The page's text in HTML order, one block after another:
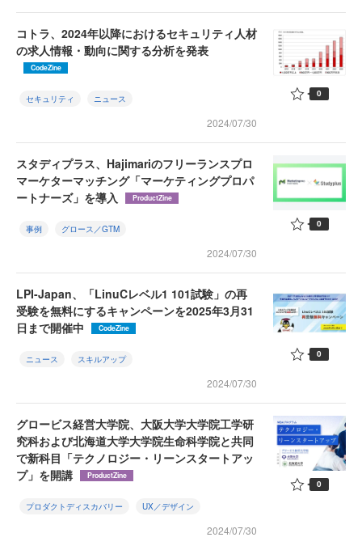
コトラ、2024年以降におけるセキュリティ人材
の求人情報・動向に関する分析を発表
CodeZine
セキュリティ ニュース
2024/07/30
0
スタディプラス、Hajimariのフリーランスプロ
マーケターマッチング「マーケティングプロパ
ートナーズ」を導入
ProductZine
事例 グロース／GTM
2024/07/30
0
LPI-Japan、「LinuCレベル1 101試験」の再
受験を無料にするキャンペーンを2025年3月31
日まで開催中
CodeZine
ニュース スキルアップ
2024/07/30
0
グロービス経営大学院、大阪大学大学院工学研
究科および北海道大学大学院生命科学院と共同
で新科目「テクノロジー・リーンスタートアッ
プ」を開講
ProductZine
プロダクトディスカバリー UX／デザイン
2024/07/30
0